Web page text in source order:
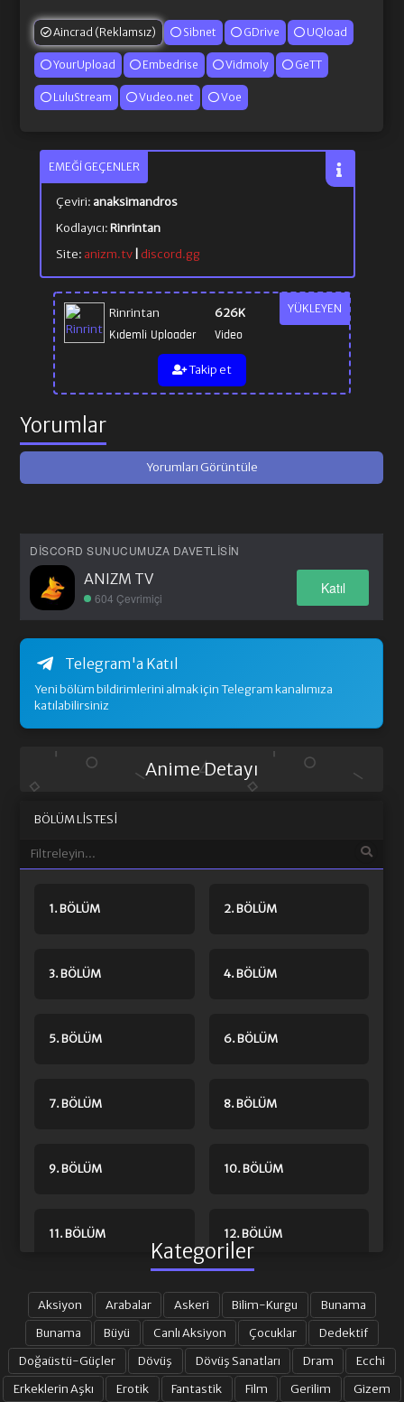
Aincrad (Reklamsız) Sibnet GDrive UQload
YourUpload Embedrise Vidmoly GeTT
LuluStream Vudeo.net Voe
YÜKLEYEN
Rinrintan
Kıdemli Uploader
626K
Video
Takip et
EMEĞI GEÇENLER
Çeviri: anaksimandros
Kodlayıcı:Rinrintan
Site: anizm.tv| discord.gg
Yorumlar
Yorumları Görüntüle
DISCORD SUNUCUMUZA DAVETLISIN
ANIZM TV
604 Çevrimiçi
Katıl
Telegram'a Katıl
Yeni bölüm bildirimlerini almak için Telegram kanalımıza
katılabilirsiniz
Anime Detayı
BÖLÜM LISTESI
1. BÖLÜM 2. BÖLÜM
3. BÖLÜM 4. BÖLÜM
5. BÖLÜM 6. BÖLÜM
7. BÖLÜM 8. BÖLÜM
9. BÖLÜM 10. BÖLÜM
11. BÖLÜM 12. BÖLÜM
13. BÖLÜM 14. BÖLÜM
15. BÖLÜM 16. BÖLÜM FINAL
Kategoriler
Aksiyon Arabalar Askeri Bilim-Kurgu
Bunama
Bunama
Büyü Canlı Aksiyon Çocuklar
Dedektif
Doğaüstü-Güçler
Dövüş Dövüş Sanatları Dram
Ecchi
Erkeklerin Aşkı
Erotik Fantastik Film Gerilim Gizem